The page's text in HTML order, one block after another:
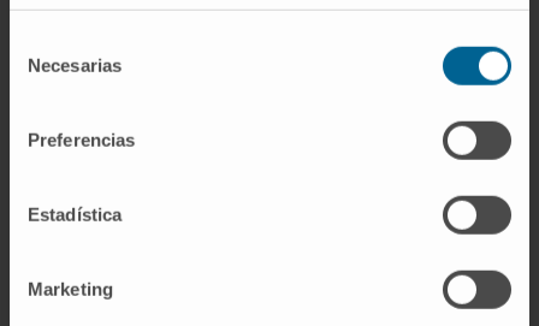
Necesarias
Preferencias
Estadística
Marketing
citrato o revisar el frotis al microscopio basta
para descartarlo. No tiene ninguna implicación
clínica.
¿La trombocitopenia forma parte
de la pancitopenia?
Puede. La
simultáneo de las tres series del hemograma
modo que toda pancitopenia incluye una